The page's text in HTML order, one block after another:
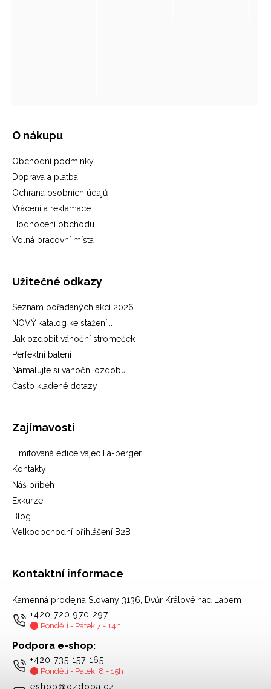
O nákupu
Obchodní podmínky
Doprava a platba
Ochrana osobních údajů
Vrácení a reklamace
Hodnocení obchodu
Volná pracovní místa
Užitečné odkazy
Seznam pořádaných akcí 2026
NOVÝ katalog ke stažení...
Jak ozdobit vánoční stromeček
Perfektní balení
Namalujte si vánoční ozdobu
Často kladené dotazy
Zajímavosti
Limitovaná edice vajec Fa-berger
Kontakty
Náš příběh
Exkurze
Blog
Velkoobchodní přihlášení B2B
Kontaktní informace
Kamenná prodejna Slovany 3136, Dvůr Králové nad Labem
+420 720 970 297
Pondělí - Pátek 7 - 14h
Podpora e-shop:
+420 735 157 165
Pondělí - Pátek: 8 - 15h
eshop@ozdoba.cz